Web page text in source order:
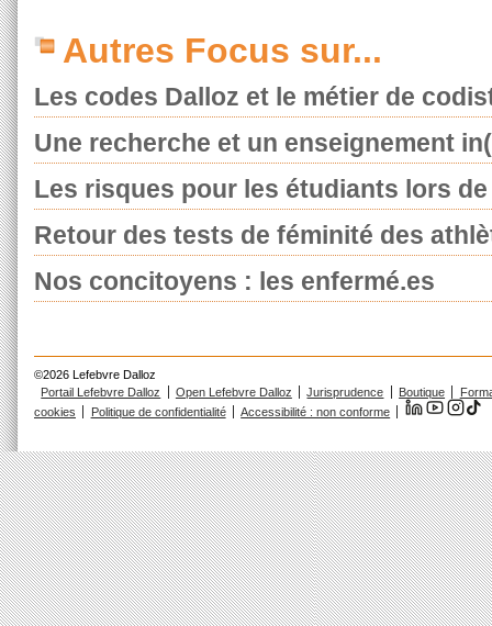
Autres Focus sur...
Les codes Dalloz et le métier de
Une recherche et un enseignement
Les risques pour les étudiants lors de
Retour des tests de féminité des
Nos concitoyens : les enfermé.es
©2026 Lefebvre Dalloz
Portail Lefebvre Dalloz
Open Lefebvre Dalloz Jurisprudence Boutique
cookies
Politique de confidentialité Accessibilité : non conforme